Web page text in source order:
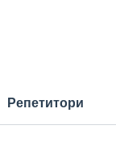
Репетитори